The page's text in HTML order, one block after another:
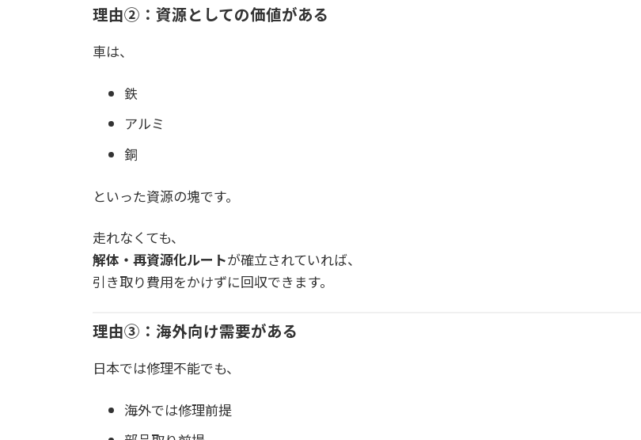
理由②：資源としての価値がある
車は、
鉄
アルミ
銅
といった資源の塊です。
走れなくても、
解体・再資源化ルートが確立されていれば、
引き取り費用をかけずに回収できます。
理由③：海外向け需要がある
日本では修理不能でも、
海外では修理前提